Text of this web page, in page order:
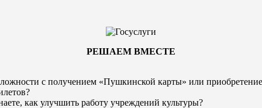
РЕШАЕМ ВМЕСТЕ
с получением «Пушкинской карты» или
как улучшить работу учреждений культуры?